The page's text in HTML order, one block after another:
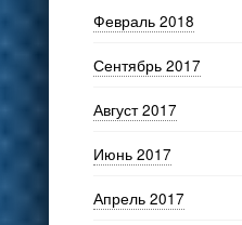
Февраль 2018
Сентябрь 2017
Август 2017
Июнь 2017
Апрель 2017